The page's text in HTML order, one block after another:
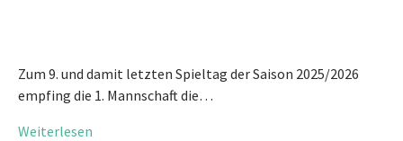
Zum 9. und damit letzten Spieltag der Saison 2025/2026
empfing die 1. Mannschaft die…
Weiterlesen